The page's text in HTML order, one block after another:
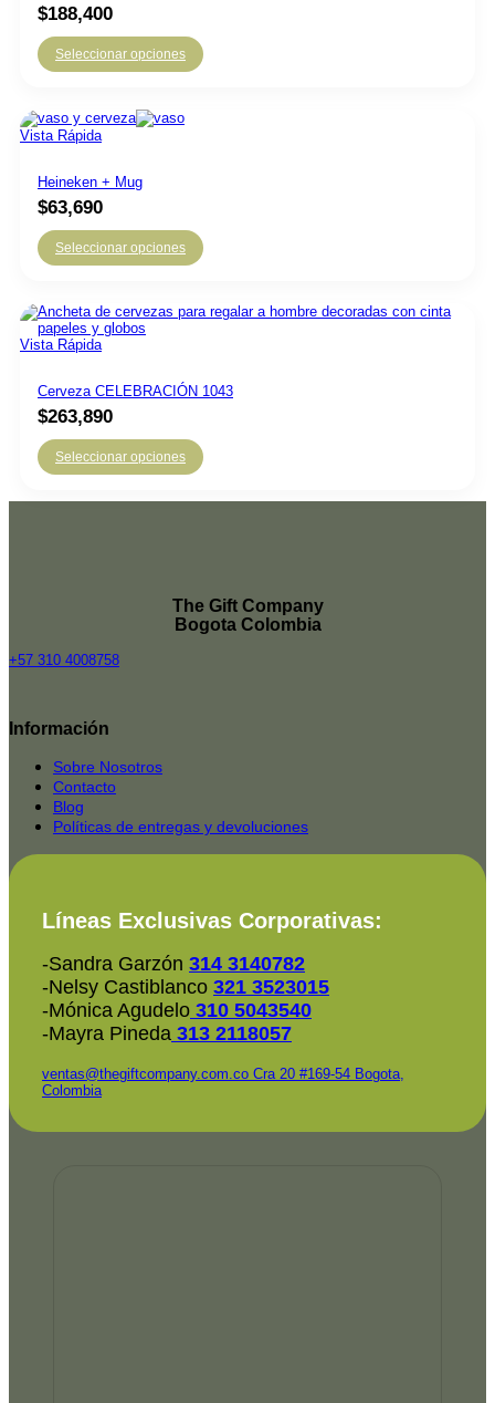
$188,400
Seleccionar opciones
Vista Rápida
Heineken + Mug
$63,690
Seleccionar opciones
Vista Rápida
Cerveza CELEBRACIÓN 1043
$263,890
Seleccionar opciones
The Gift Company
Bogota Colombia
+57 310 4008758
Rated
2025-
Información
Sobre Nosotros
Contacto
Blog
Políticas de entregas y devoluciones
Líneas Exclusivas Corporativas:
-Sandra Garzón 314 3140782
-Nelsy Castiblanco 321 3523015
-Mónica Agudelo 310 5043540
-Mayra Pineda 313 2118057
ventas@thegiftcompany.com.co Cra 20 #169-54 Bogota,
Colombia